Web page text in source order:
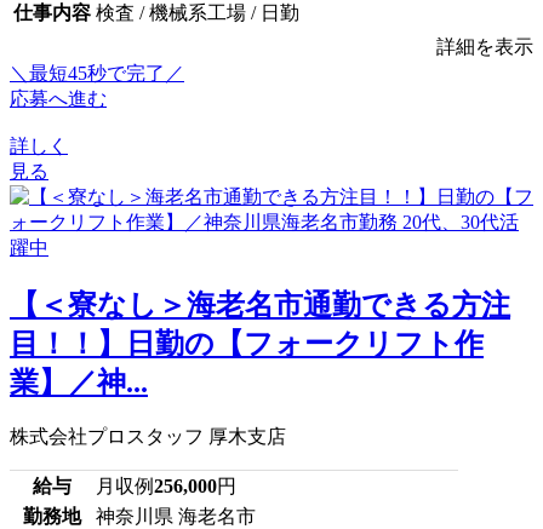
仕事内容 検査 / 機械系工場 / 日勤
詳細を表示
＼最短45秒で完了／
応募へ進む
詳しく
見る
【＜寮なし＞海老名市通勤できる方注
目！！】日勤の【フォークリフト作
業】／神...
株式会社プロスタッフ 厚木支店
給与 月収例256,000円
勤務地
神奈川県 海老名市